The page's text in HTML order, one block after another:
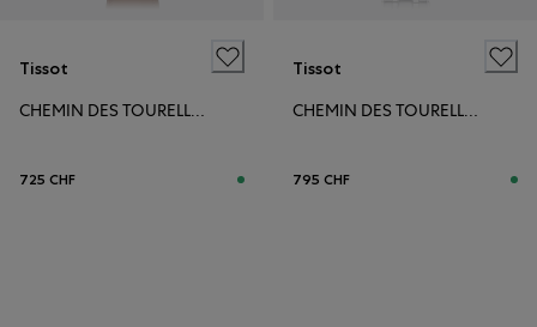
Tissot
CHEMIN DES TOURELLES POWERMATIC 80 42MM
725 CHF
Tissot
CHEMIN DES TOURELLES POWERMATIC 80 39MM
795 CHF